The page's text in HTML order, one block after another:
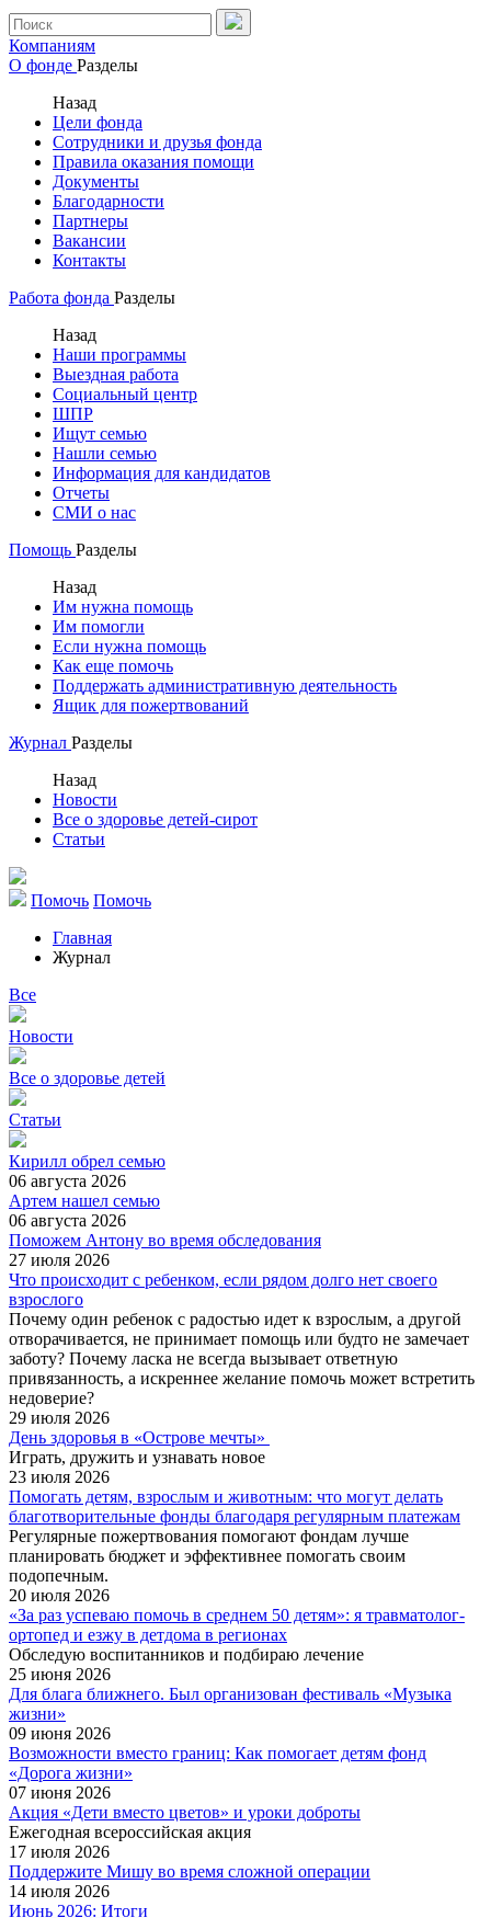
Компаниям
О фонде Разделы
Назад
Цели фонда
Сотрудники и друзья фонда
Правила оказания помощи
Документы
Благодарности
Партнеры
Вакансии
Контакты
Работа фонда Разделы
Назад
Наши программы
Выездная работа
Социальный центр
ШПР
Ищут семью
Нашли семью
Информация для кандидатов
Отчеты
СМИ о нас
Помощь Разделы
Назад
Им нужна помощь
Им помогли
Если нужна помощь
Как еще помочь
Поддержать административную деятельность
Ящик для пожертвований
Журнал Разделы
Назад
Новости
Все о здоровье детей-сирот
Статьи
Помочь Помочь
Главная
Журнал
Все
Новости
Все о здоровье детей
Статьи
Кирилл обрел семью
06 августа 2026
Артем нашел семью
06 августа 2026
Поможем Антону во время обследования
27 июля 2026
Что происходит с ребенком, если рядом долго нет своего
взрослого
Почему один ребенок с радостью идет к взрослым, а другой
отворачивается, не принимает помощь или будто не замечает
заботу? Почему ласка не всегда вызывает ответную
привязанность, а искреннее желание помочь может встретить
недоверие?
29 июля 2026
День здоровья в «Острове мечты»
Играть, дружить и узнавать новое
23 июля 2026
Помогать детям, взрослым и животным: что могут делать
благотворительные фонды благодаря регулярным платежам
Регулярные пожертвования помогают фондам лучше
планировать бюджет и эффективнее помогать своим
подопечным.
20 июля 2026
«За раз успеваю помочь в среднем 50 детям»: я травма­толог-
ортопед и езжу в детдома в регионах
Обследую воспитанников и подбираю лечение
25 июня 2026
Для блага ближнего. Был организован фестиваль «Музыка
жизни»
09 июня 2026
Возможности вместо границ: Как помогает детям фонд
«Дорога жизни»
07 июня 2026
Акция «Дети вместо цветов» и уроки доброты
Ежегодная всероссийская акция
17 июля 2026
Поддержите Мишу во время сложной операции
14 июля 2026
Июнь 2026: Итоги